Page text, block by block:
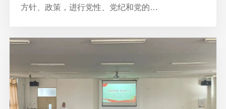
方针、政策，进行党性、党纪和党的…